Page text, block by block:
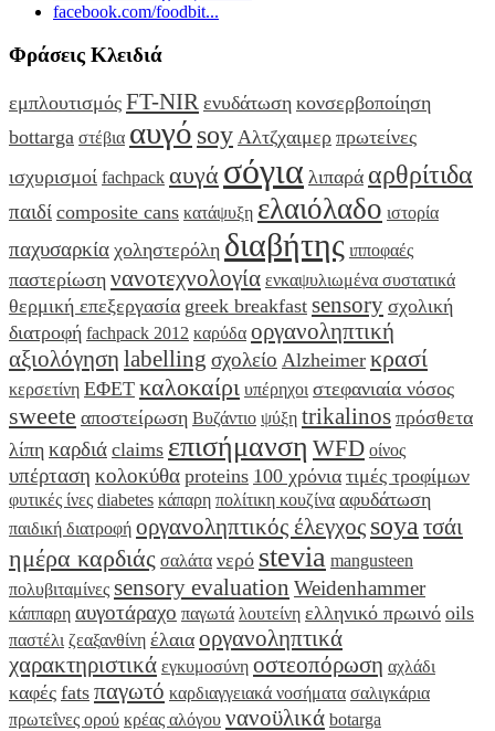
facebook.com/foodbit...
Φράσεις Κλειδιά
εμπλουτισμός FT-NIR ενυδάτωση κονσερβοποίηση
bottarga στέβια αυγό soy Αλτζχαιμερ πρωτείνες
ισχυρισμοί fachpack αυγά σόγια λιπαρά αρθρίτιδα
παιδί composite cans κατάψυξη ελαιόλαδο ιστορία
παχυσαρκία χοληστερόλη διαβήτης ιπποφαές
παστερίωση νανοτεχνολογία ενκαψυλιωμένα συστατικά
θερμική επεξεργασία greek breakfast sensory σχολική
διατροφή fachpack 2012 καρύδα οργανοληπτική
αξιολόγηση labelling σχολείο Alzheimer κρασί
κερσετίνη ΕΦΕΤ καλοκαίρι υπέρηχοι στεφανιαία νόσος
sweete αποστείρωση Βυζάντιο ψύξη trikalinos πρόσθετα
λίπη καρδιά claims επισήμανση WFD οίνος
υπέρταση κολοκύθα proteins 100 χρόνια τιμές τροφίμων
φυτικές ίνες diabetes κάπαρη πολίτικη κουζίνα αφυδάτωση
παιδική διατροφή οργανοληπτικός έλεγχος soya τσάι
ημέρα καρδιάς σαλάτα νερό stevia mangusteen
πολυβιταμίνες sensory evaluation Weidenhammer
κάππαρη αυγοτάραχο παγωτά λουτείνη ελληνικό πρωινό oils
παστέλι ζεαξανθίνη έλαια οργανοληπτικά
χαρακτηριστικά εγκυμοσύνη οστεοπόρωση αχλάδι
καφές fats παγωτό καρδιαγγειακά νοσήματα σαλιγκάρια
πρωτεΐνες ορού κρέας αλόγου νανοϋλικά botarga